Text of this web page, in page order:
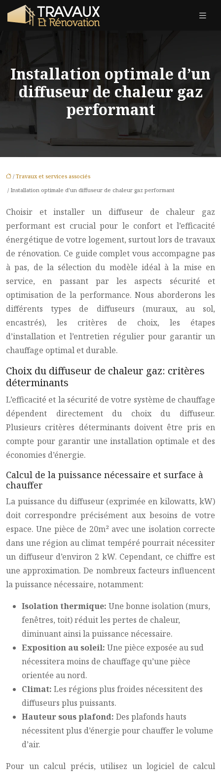
Installation optimale d’un
diffuseur de chaleur gaz
performant
/ Travaux et services associés
/ Installation optimale d’un diffuseur de chaleur gaz performant
Choisir et installer un diffuseur de chaleur gaz
performant est crucial pour le confort et l’efficacité
énergétique de votre logement, surtout lors de travaux
de rénovation. Ce guide complet vous accompagne pas
à pas, de la sélection du modèle idéal à la mise en
service, en passant par les aspects sécurité et
optimisation de la performance. Nous aborderons les
différents types de diffuseurs (muraux, au sol,
encastrés), les critères de choix, les étapes
d’installation et l’entretien régulier pour garantir un
chauffage optimal et durable.
Choix du diffuseur de chaleur gaz: critères
déterminants
L’efficacité et la sécurité de votre système de chauffage
dépendent directement du choix du diffuseur.
Plusieurs critères déterminants doivent être pris en
compte pour garantir une installation optimale et des
économies d’énergie.
Calcul de la puissance nécessaire et surface à
chauffer
La puissance du diffuseur (exprimée en kilowatts, kW)
doit correspondre précisément aux besoins de votre
espace. Une pièce de 20m² avec une isolation correcte
dans une région au climat tempéré pourrait nécessiter
un diffuseur d’environ 2 kW. Cependant, ce chiffre est
une approximation. De nombreux facteurs influencent
la puissance nécessaire, notamment:
Isolation thermique: Une bonne isolation (murs,
fenêtres, toit) réduit les pertes de chaleur,
diminuant ainsi la puissance nécessaire.
Exposition au soleil: Une pièce exposée au sud
nécessitera moins de chauffage qu’une pièce
orientée au nord.
Climat: Les régions plus froides nécessitent des
diffuseurs plus puissants.
Hauteur sous plafond: Des plafonds hauts
nécessitent plus d’énergie pour chauffer le volume
d’air.
Pour un calcul précis, utilisez un logiciel de calcul